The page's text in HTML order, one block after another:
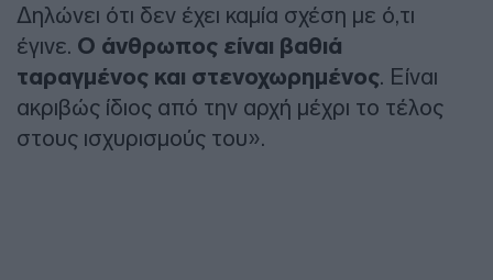
Δηλώνει ότι δεν έχει καμία σχέση με ό,τι
έγινε. Ο άνθρωπος είναι βαθιά
ταραγμένος και στενοχωρημένος. Είναι
ακριβώς ίδιος από την αρχή μέχρι το τέλος
στους ισχυρισμούς του».